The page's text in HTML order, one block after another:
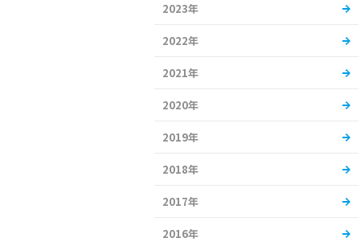
2023年
2022年
2021年
2020年
2019年
2018年
2017年
2016年